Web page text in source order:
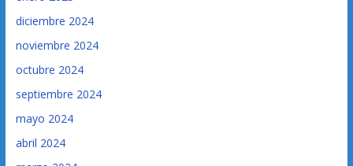
diciembre 2024
noviembre 2024
octubre 2024
septiembre 2024
mayo 2024
abril 2024